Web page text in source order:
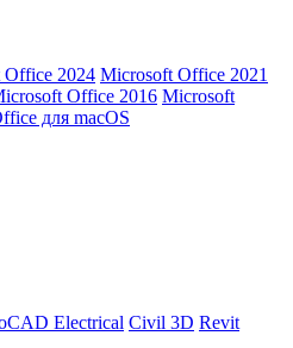
2024 Microsoft Office 2021
Office 2016 Microsoft
для macOS
Electrical Civil 3D Revit